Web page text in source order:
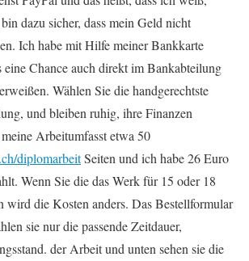
dazu sicher, dass mein Geld nicht
Ich habe mit Hilfe meiner Bankkarte
Chance auch direkt im Bankabteilung
Wählen Sie die handgerechtste
und bleiben ruhig, ihre Finanzen
Arbeitumfasst etwa 50
diplomarbeitSeiten und ich habe 26 Euro
Wenn Sie die das Werk für 15 oder 18
wird die Kosten anders. Das Bestellformular
sie nur die passende Zeitdauer,
der Arbeit und unten sehen sie die